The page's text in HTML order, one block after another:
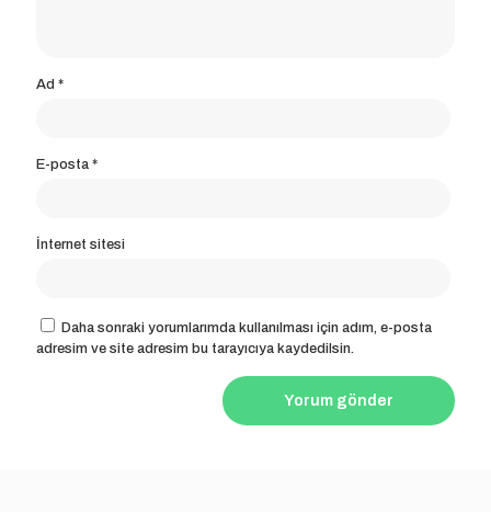
Ad *
E-posta *
İnternet sitesi
Daha sonraki yorumlarımda kullanılması için adım, e-posta
adresim ve site adresim bu tarayıcıya kaydedilsin.